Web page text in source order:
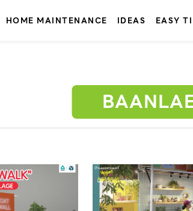
HOME MAINTENANCE IDEAS EASY